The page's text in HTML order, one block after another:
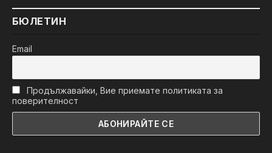
БЮЛЕТИН
Email
Продължавайки, Вие приемате политиката за
поверителност